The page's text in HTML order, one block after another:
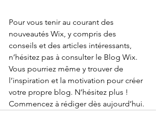
Pour vous tenir au courant des
nouveautés Wix, y compris des
conseils et des articles intéressants,
n’hésitez pas à consulter le Blog Wix.
Vous pourriez même y trouver de
l’inspiration et la motivation pour créer
votre propre blog. N’hésitez plus !
Commencez à rédiger dès aujourd’hui.